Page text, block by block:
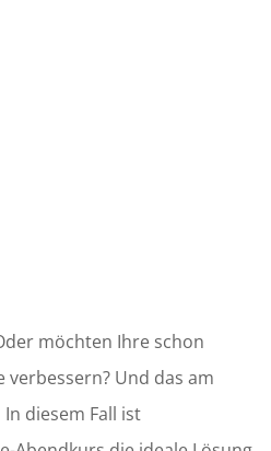
möchten Ihre schon
verbessern? Und das am
In diesem Fall ist